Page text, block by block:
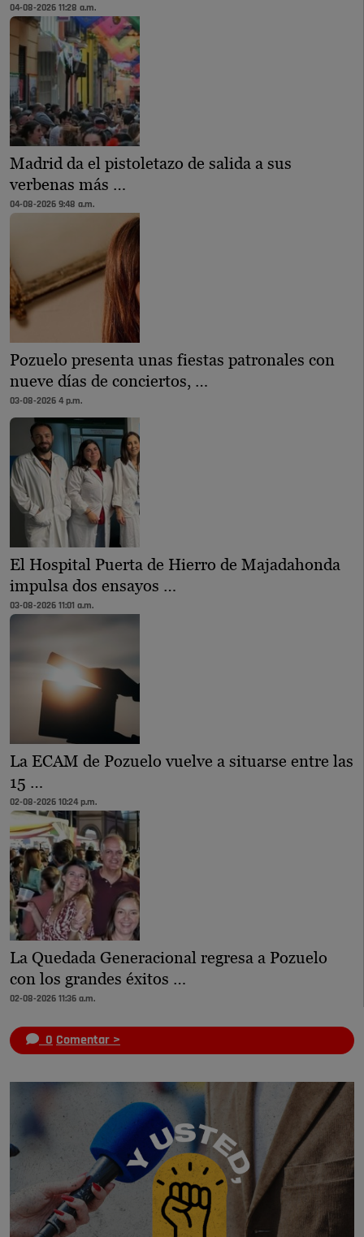
04-08-2026 11:28 a.m.
Madrid da el pistoletazo de salida a sus
verbenas más …
04-08-2026 9:48 a.m.
Pozuelo presenta unas fiestas patronales con
nueve días de conciertos, …
03-08-2026 4 p.m.
El Hospital Puerta de Hierro de Majadahonda
impulsa dos ensayos …
03-08-2026 11:01 a.m.
La ECAM de Pozuelo vuelve a situarse entre las
15 …
02-08-2026 10:24 p.m.
La Quedada Generacional regresa a Pozuelo
con los grandes éxitos …
02-08-2026 11:36 a.m.
0 Comentar >